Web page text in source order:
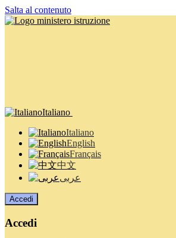
Salta al contenuto
Italiano
Italiano
English
Français
中文
عربى
Accedi
Accedi